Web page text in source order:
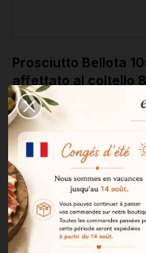
Prosciutto Bellota
affettato al coltello
20,99 €